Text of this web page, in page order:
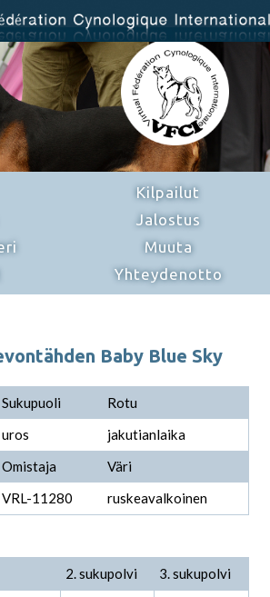
Kilpailut
Jalostus
Muuta
Yhteydenotto
Baby Blue Sky
Sukupuoli
Rotu
uros
jakutianlaika
Omistaja
Väri
VRL-11280 ruskeavalkoinen
2. sukupolvi 3. sukupolvi